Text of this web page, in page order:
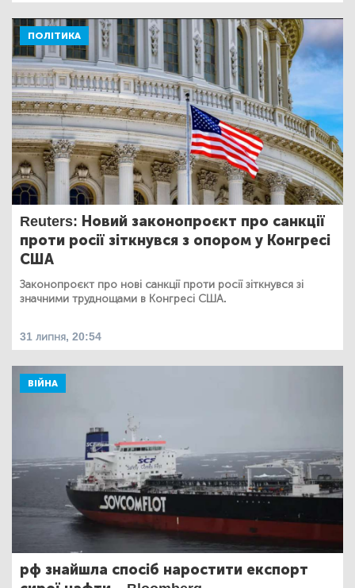
ПОЛІТИКА
Reuters: Новий законопроєкт про санкції
проти росії зіткнувся з опором у Конгресі
США
Законопроєкт про нові санкції проти росії зіткнувся зі
значними труднощами в Конгресі США.
31 липня, 20:54
ВІЙНА
рф знайшла спосіб наростити експорт